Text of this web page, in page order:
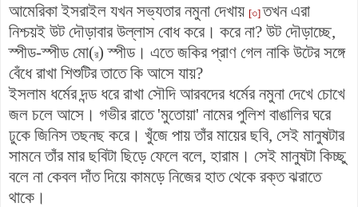
আমেরিকা ইসরাইল যখন সভ্যতার নমুনা দেখায় [৩] তখন এরা
নিশ্চয়ই উট দৌড়াবার উল্লাস বোধ করে। করে না? উট দৌড়াচ্ছে,
স্পীড-স্পীড মো(র) স্পীড। এতে জকির প্রাণ গেল নাকি উটের সঙ্গে
বেঁধে রাখা শিশুটির তাতে কি আসে যায়?
ইসলাম ধর্মের দন্ড ধরে রাখা সৌদি আরবদের ধর্মের নমুনা দেখে চোখে
জল চলে আসে। গভীর রাতে 'মুতোয়া' নামের পুলিশ বাঙালির ঘরে
ঢুকে জিনিস তছনছ করে। খুঁজে পায় তাঁর মায়ের ছবি, সেই মানুষটার
সামনে তাঁর মার ছবিটা ছিড়ে ফেলে বলে, হারাম। সেই মানুষটা কিচ্ছু
বলে না কেবল দাঁত দিয়ে কামড়ে নিজের হাত থেকে রক্ত ঝরাতে
থাকে।